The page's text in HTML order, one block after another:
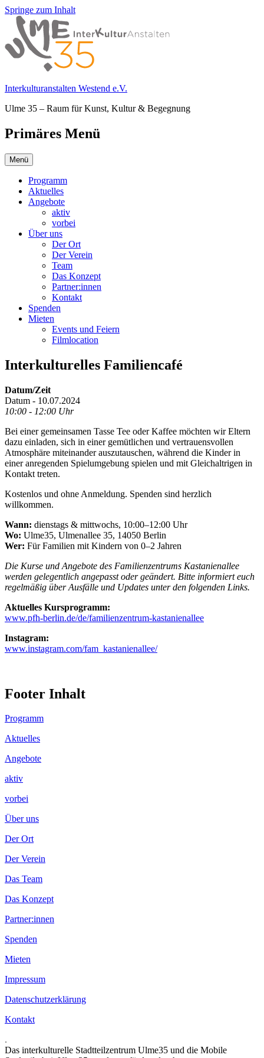
Springe zum Inhalt
Interkulturanstalten Westend e.V.
Ulme 35 – Raum für Kunst, Kultur & Begegnung
Primäres Menü
Menü
Programm
Aktuelles
Angebote
aktiv
vorbei
Über uns
Der Ort
Der Verein
Team
Das Konzept
Partner:innen
Kontakt
Spenden
Mieten
Events und Feiern
Filmlocation
Interkulturelles Familiencafé
Datum/Zeit
Datum - 10.07.2024
10:00 - 12:00 Uhr
Bei einer gemeinsamen Tasse Tee oder Kaffee möchten wir Eltern
dazu einladen, sich in einer gemütlichen und vertrauensvollen
Atmosphäre miteinander auszutauschen, während die Kinder in
einer anregenden Spielumgebung spielen und mit Gleichaltrigen in
Kontakt treten.
Kostenlos und ohne Anmeldung. Spenden sind herzlich
willkommen.
Wann: dienstags & mittwochs, 10:00–12:00 Uhr
Wo: Ulme35, Ulmenallee 35, 14050 Berlin
Wer: Für Familien mit Kindern von 0–2 Jahren
Die Kurse und Angebote des Familienzentrums Kastanienallee
werden gelegentlich angepasst oder geändert. Bitte informiert euch
regelmäßig über Ausfälle und Updates unter den folgenden Links.
Aktuelles Kursprogramm:
www.pfh-berlin.de/de/familienzentrum-kastanienallee
Instagram:
www.instagram.com/fam_kastanienallee/
Footer Inhalt
Programm
Aktuelles
Angebote
aktiv
vorbei
Über uns
Der Ort
Der Verein
Das Team
Das Konzept
Partner:innen
Spenden
Mieten
Impressum
Datenschutzerklärung
Kontakt
.
Das interkulturelle Stadtteilzentrum Ulme35 und die Mobile